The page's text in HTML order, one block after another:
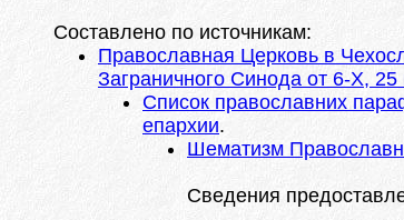
Составлено по источникам:
Православная Церковь в
Заграничного Синода от 6-Х,
Список православних
епархии.
Шематизм
Сведения